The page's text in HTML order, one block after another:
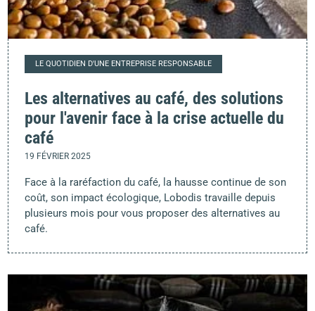
LE QUOTIDIEN D'UNE ENTREPRISE RESPONSABLE
Les alternatives au café, des solutions
pour l'avenir face à la crise actuelle du
café
19 FÉVRIER 2025
Face à la raréfaction du café, la hausse continue de son
coût, son impact écologique, Lobodis travaille depuis
plusieurs mois pour vous proposer des alternatives au
café.